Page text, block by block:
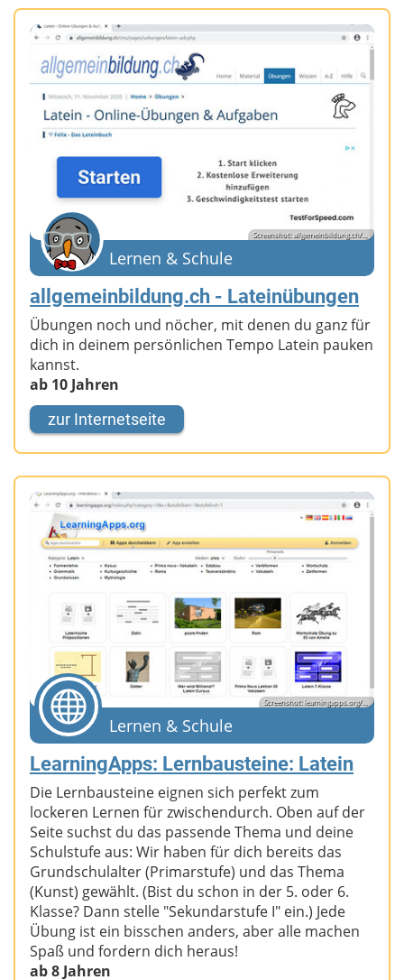
Screenshot: allgemeinbildung.ch/...
Lernen & Schule
allgemeinbildung.ch - Lateinübungen
Übungen noch und nöcher, mit denen du ganz für
dich in deinem persönlichen Tempo Latein pauken
kannst.
ab 10 Jahren
zur Internetseite
Screenshot: learningapps.org/...
Lernen & Schule
LearningApps: Lernbausteine: Latein
Die Lernbausteine eignen sich perfekt zum
lockeren Lernen für zwischendurch. Oben auf der
Seite suchst du das passende Thema und deine
Schulstufe aus: Wir haben für dich bereits das
Grundschulalter (Primarstufe) und das Thema
(Kunst) gewählt. (Bist du schon in der 5. oder 6.
Klasse? Dann stelle "Sekundarstufe I" ein.) Jede
Übung ist ein bisschen anders, aber alle machen
Spaß und fordern dich heraus!
ab 8 Jahren